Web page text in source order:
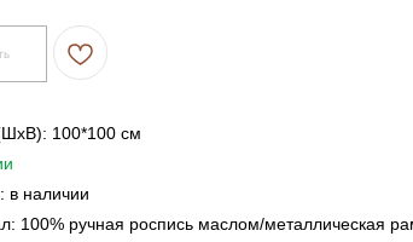
100*100 см
в наличии
100% ручная роспись маслом/металлическая